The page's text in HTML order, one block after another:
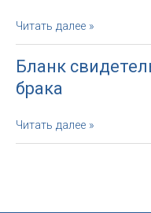
Бланки
свидетельства
о
крещении
Читать далее »
Бланк
брака
Бланк
свидетельства
Читать далее »